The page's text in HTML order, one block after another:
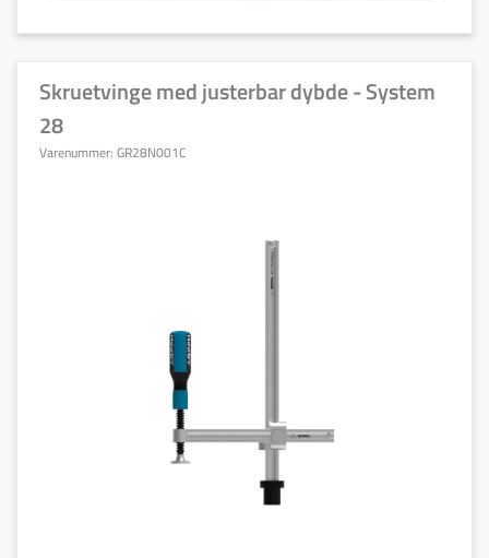
Skruetvinge med justerbar dybde - System
28
Varenummer: GR28N001C